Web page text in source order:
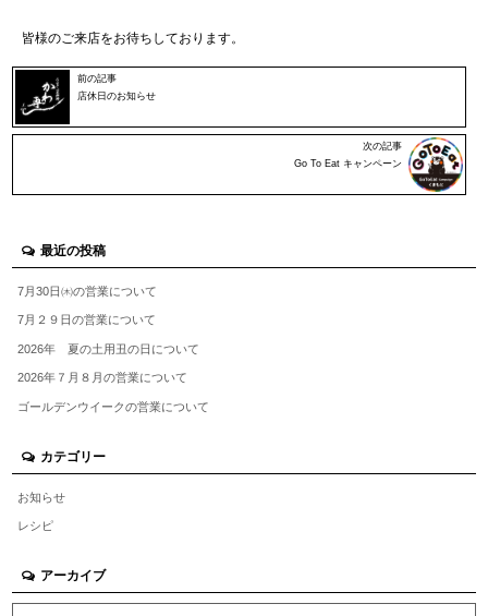
皆様のご来店をお待ちしております。
前の記事
店休日のお知らせ
次の記事
Go To Eat キャンペーン
最近の投稿
7月30日㈭の営業について
7月２９日の営業について
2026年 夏の土用丑の日について
2026年７月８月の営業について
ゴールデンウイークの営業について
カテゴリー
お知らせ
レシピ
アーカイブ